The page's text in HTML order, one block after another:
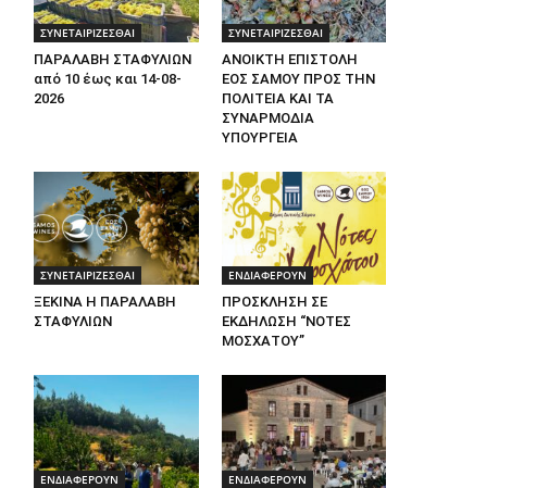
ΣΥΝΕΤΑΙΡΙΖΕΣΘΑΙ
ΠΑΡΑΛΑΒΗ ΣΤΑΦΥΛΙΩΝ
από 10 έως και 14-08-
2026
ΣΥΝΕΤΑΙΡΙΖΕΣΘΑΙ
ΑΝΟΙΚΤΗ ΕΠΙΣΤΟΛΗ
ΕΟΣ ΣΑΜΟΥ ΠΡΟΣ ΤΗΝ
ΠΟΛΙΤΕΙΑ ΚΑΙ ΤΑ
ΣΥΝΑΡΜΟΔΙΑ
ΥΠΟΥΡΓΕΙΑ
ΣΥΝΕΤΑΙΡΙΖΕΣΘΑΙ
ΞΕΚΙΝΑ Η ΠΑΡΑΛΑΒΗ
ΣΤΑΦΥΛΙΩΝ
ΕΝΔΙΑΦΕΡΟΥΝ
ΠΡΟΣΚΛΗΣΗ ΣΕ
ΕΚΔΗΛΩΣΗ “ΝΟΤΕΣ
ΜΟΣΧΑΤΟΥ”
ΕΝΔΙΑΦΕΡΟΥΝ ΕΝΔΙΑΦΕΡΟΥΝ